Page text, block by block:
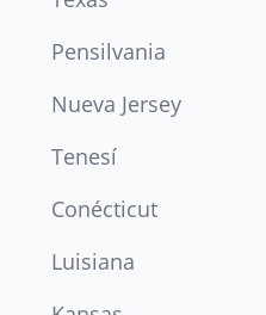
Pensilvania
Nueva Jersey
Tenesí
Conécticut
Luisiana